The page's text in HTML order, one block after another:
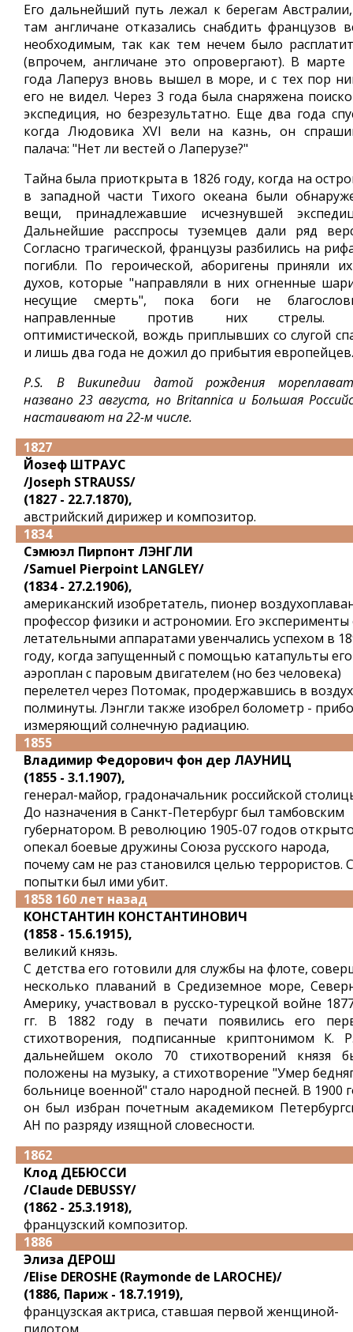
Его дальнейший путь лежал к берегам
там англичане отказались снабдить французов
необходимым, так как тем нечем было
(впрочем, англичане это опровергают). В марте
года Лаперуз вновь вышел в море, и с тех пор
его не видел. Через 3 года была снаряжена
экспедиция, но безрезультатно. Еще два года
когда Людовика XVI вели на казнь, он
палача: "Нет ли вестей о Лаперузе?"
Тайна была приоткрыта в 1826 году, когда на
в западной части Тихого океана были
вещи, принадлежавшие исчезнувшей
Дальнейшие расспросы туземцев дали ряд
Согласно трагической, французы разбились на
погибли. По героической, аборигены приняли
духов, которые "направляли в них огненные
несущие смерть", пока боги не
направленные против них стрелы.
оптимистической, вождь приплывших со слугой
и лишь два года не дожил до прибытия европейцев.
P.S. В Википедии датой рождения
названо 23 августа, но Britannica и Большая
настаивают на 22-м числе.
1827
Йозеф ШТРАУС
/Joseph STRAUSS/
(1827 - 22.7.1870),
австрийский дирижер и композитор.
1834
Сэмюэл Пирпонт ЛЭНГЛИ
/Samuel Pierpoint LANGLEY/
(1834 - 27.2.1906),
американский изобретатель, пионер
профессор физики и астрономии. Его эксперименты
летательными аппаратами увенчались успехом в
году, когда запущенный с помощью катапульты его
аэроплан с паровым двигателем (но без человека)
перелетел через Потомак, продержавшись в
полминуты. Лэнгли также изобрел болометр -
измеряющий солнечную радиацию.
1855
Владимир Федорович фон дер ЛАУНИЦ
(1855 - 3.1.1907),
генерал-майор, градоначальник российской
До назначения в Санкт-Петербург был тамбовским
губернатором. В революцию 1905-07 годов
опекал боевые дружины Союза русского народа,
почему сам не раз становился целью террористов.
попытки был ими убит.
1858 160 лет назад
КОНСТАНТИН КОНСТАНТИНОВИЧ
(1858 - 15.6.1915),
великий князь.
С детства его готовили для службы на флоте,
несколько плаваний в Средиземное море,
Америку, участвовал в русско-турецкой войне
гг. В 1882 году в печати появились его
стихотворения, подписанные криптонимом К.
дальнейшем около 70 стихотворений князя
положены на музыку, а стихотворение "Умер
больнице военной" стало народной песней. В 1900
он был избран почетным академиком
АН по разряду изящной словесности.
1862
Клод ДЕБЮССИ
/Claude DEBUSSY/
(1862 - 25.3.1918),
французский композитор.
1886
Элиза ДЕРОШ
/Elise DEROSHE (Raymonde de LAROCHE)/
(1886, Париж - 18.7.1919),
французская актриса, ставшая первой женщиной-